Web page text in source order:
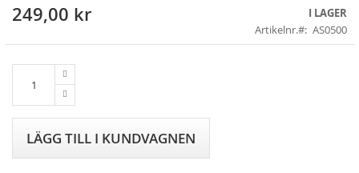
Skip
the
249,00 kr
I LAGER
Artikelnr.
AS0500
LÄGG TILL I KUNDVAGNEN